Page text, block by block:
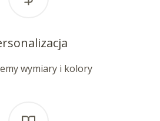
wymiary i kolory